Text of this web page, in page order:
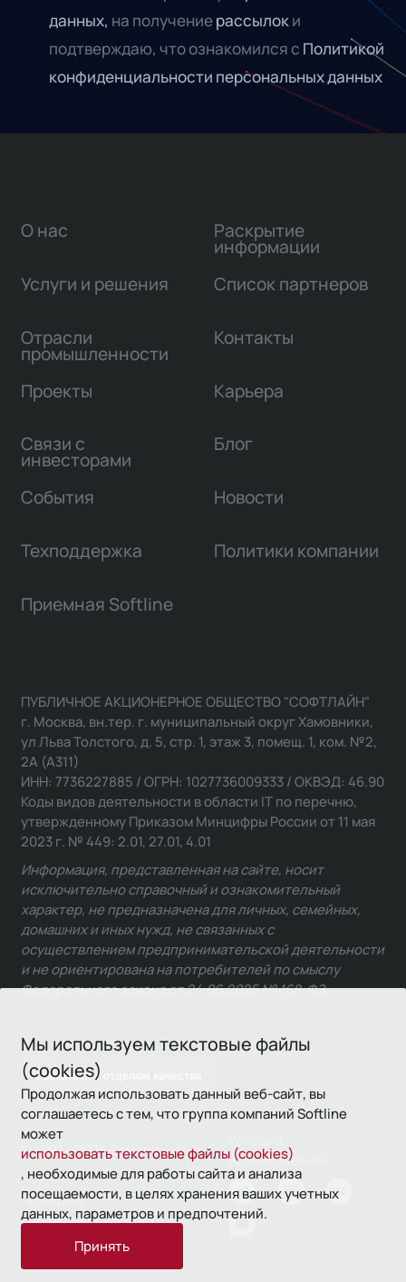
данных, на получениерассылоки
подтверждаю, что ознакомился с Политикой
конфиденциальности персональных данных
Мы используем текстовые файлы
(cookies)
Продолжая использовать данный веб-сайт, вы
соглашаетесь с тем, что группа компаний Softline
может
использовать текстовые файлы (cookies)
, необходимые для работы сайта и анализа
посещаемости, в целях хранения ваших учетных
данных, параметров и предпочтений.
Принять
О нас
Услуги и решения
Отрасли
промышленности
Проекты
Связи с
инвесторами
Раскрытие
информации
Список партнеров
Контакты
Карьера
Блог
События Новости
Техподдержка Политики компании
Приемная Softline
Связаться с отделом качества
ПУБЛИЧНОЕ АКЦИОНЕРНОЕ ОБЩЕСТВО "СОФТЛАЙН"
г. Москва, вн.тер. г. муниципальный округ Хамовники,
ул Льва Толстого, д. 5, стр. 1, этаж 3, помещ. 1, ком. №2,
2А (А311)
ИНН: 7736227885 / ОГРН: 1027736009333 / ОКВЭД: 46.90
Коды видов деятельности в области IT по перечню,
утвержденному Приказом Минцифры России от 11 мая
2023 г. № 449: 2.01, 27.01, 4.01
Информация, представленная на сайте, носит
исключительно справочный и ознакомительный
характер, не предназначена для личных, семейных,
домашних и иных нужд, не связанных с
осуществлением предпринимательской деятельности
и не ориентирована на потребителей по смыслу
Федерального закона от 24.06.2025 № 168-ФЗ.
© 1993—2026 Softline
использования
Политика
конфиденциальности